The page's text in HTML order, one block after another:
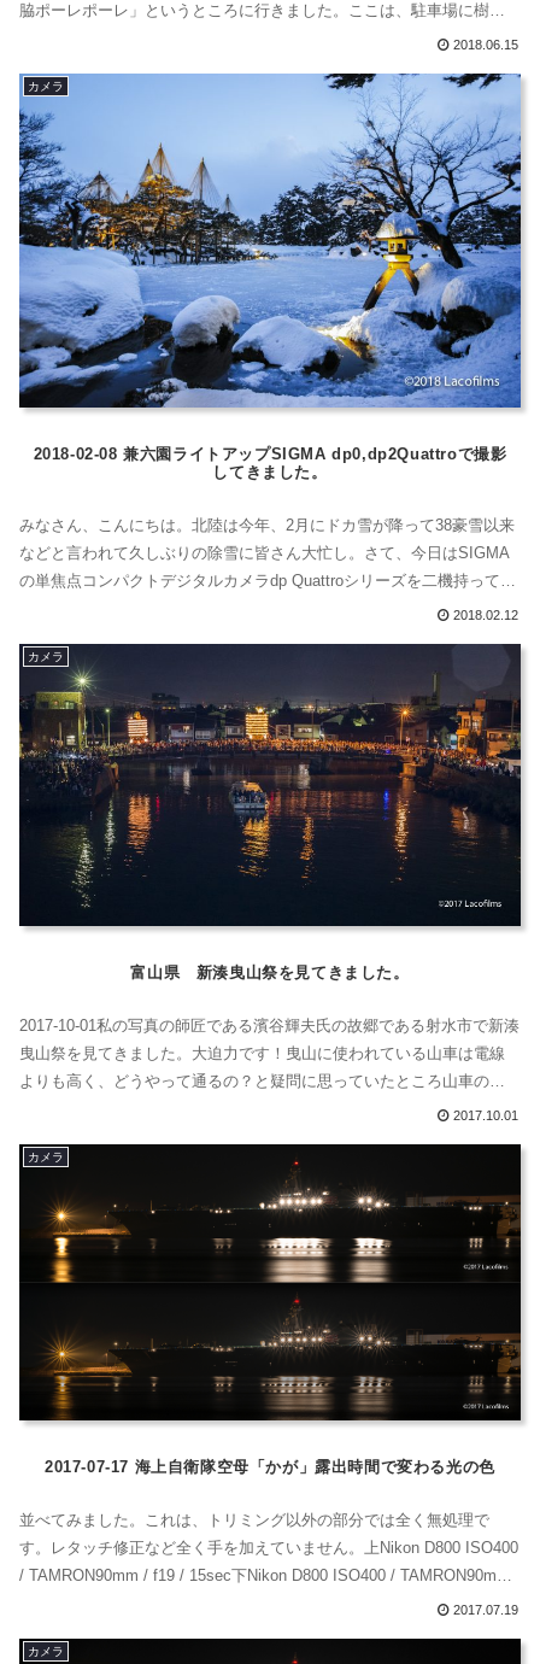
脇ポーレポーレ」というところに行きました。ここは、駐車場に樹木
があって車を日陰に置くことができました。施設も立派で綺麗です。
機も充実していて、ゆっくり休ませてもらいました。さてさて、さっ
ぱりすっき...
2018.06.15
カメラ
2018-02-08 兼六園ライトアップSIGMA dp0,dp2Quattroで撮影
してきました。
みなさん、こんにちは。北陸は今年、2月にドカ雪が降って38豪雪以来
などと言われて久しぶりの除雪に皆さん大忙し。さて、今日はSIGMA
の単焦点コンパクトデジタルカメラdp Quattroシリーズを二機持って兼
六園のライトアッップを撮影しようと思います。今日持って行ったの
ーカスがものすごく早くなり、かなりの進化を遂げたと言えます...
2018.02.12
カメラ
富山県 新湊曳山祭を見てきました。
2017-10-01私の写真の師匠である濱谷輝夫氏の故郷である射水市で新湊
曳山祭を見てきました。大迫力です！曳山に使われている山車は電線
よりも高く、どうやって通るの？と疑問に思っていたところ山車の一
番上に、牡牛座のマーク♉️のツノ部分のようなものがついた棒を持った
を持ち上げて山車が通れるようにするのですね。結構重要な役割です
2017.10.01
カメラ
2017-07-17 海上自衛隊空母「かが」露出時間で変わる光の色
並べてみました。これは、トリミング以外の部分では全く無処理で
す。レタッチ修正など全く手を加えていません。上Nikon D800 ISO400
/ TAMRON90mm / f19 / 15sec下Nikon D800 ISO400 / TAMRON90mm /
f19 / 20sec露出時間が違う、が正解でした。画像を見てどう感じます
2017.07.19
カメラ